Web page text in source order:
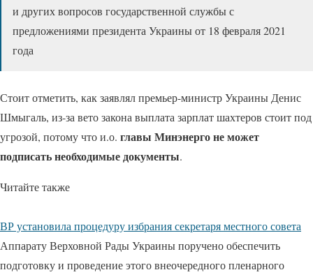
и других вопросов государственной службы с
предложениями президента Украины от 18 февраля 2021
года
Стоит отметить, как заявлял премьер-министр Украины Денис
Шмыгаль, из-за вето закона выплата зарплат шахтеров стоит под
угрозой, потому что и.о. главы Минэнерго не может
подписать необходимые документы.
Читайте также
ВР установила процедуру избрания секретаря местного совета
Аппарату Верховной Рады Украины поручено обеспечить
подготовку и проведение этого внеочередного пленарного